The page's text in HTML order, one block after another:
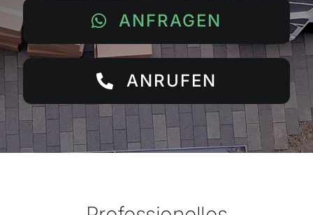
ANFRAGEN
ANRUFEN